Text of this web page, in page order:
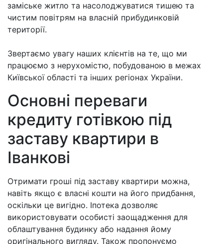
заміське житло та насолоджуватися тишею та
чистим повітрям на власній прибудинковій
території.
Звертаємо увагу наших клієнтів на те, що ми
працюємо з нерухомістю, побудованою в межах
Київської області та інших регіонах України.
Основні переваги
кредиту готівкою під
заставу квартири в
Іванкові
Отримати гроші під заставу квартири можна,
навіть якщо є власні кошти на його придбання,
оскільки це вигідно. Іпотека дозволяє
використовувати особисті заощадження для
облаштування будинку або надання йому
оригінального вигляду. Також пропонуємо